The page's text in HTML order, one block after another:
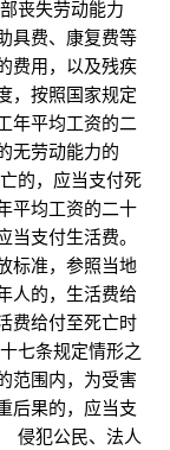
丧失劳动能力
具费、康复费等
费用，以及残疾
，按照国家规定
年平均工资的二
无劳动能力的
的，应当支付死
平均工资的二十
支付生活费。
准，参照当地
人的，生活费给
费给付至死亡时
条规定情形之
范围内，为受害
后果的，应当支
犯公民、法人